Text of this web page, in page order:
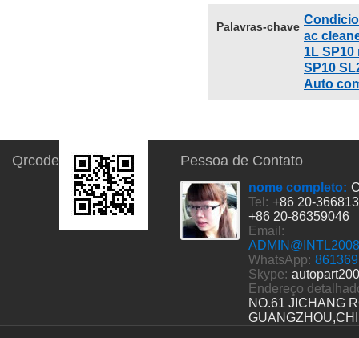
Palavras-chave
ac
1L
SP10
Auto
Qrcode Pessoa de Contato
nome completo:
Tel: +86 20-
+86 20-86359046
Email:
WhatsApp:
Skype:
Endereço
NO.61 JICHANG